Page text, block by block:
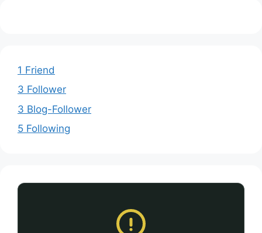
1 Friend
3 Follower
3 Blog-Follower
5 Following